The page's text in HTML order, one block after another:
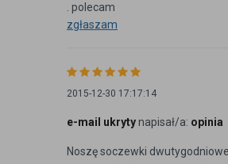
. polecam
zgłaszam
2015-12-30 17:17:14
e-mail ukrytynapisał/a: opinia
Noszę soczewki